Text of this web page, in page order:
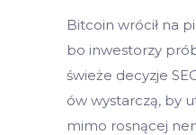
Bitcoin wrócił na
bo inwestorzy
świeże decyzje
ów wystarczą, by
mimo rosnącej